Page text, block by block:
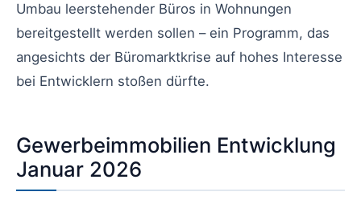
Umbau leerstehender Büros in Wohnungen
bereitgestellt werden sollen – ein Programm, das
angesichts der Büromarktkrise auf hohes Interesse
bei Entwicklern stoßen dürfte.
Gewerbeimmobilien Entwicklung
Januar 2026